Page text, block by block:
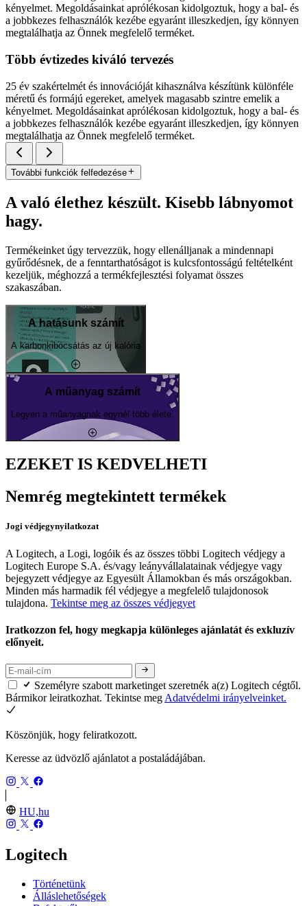
kényelmet. Megoldásainkat aprólékosan kidolgoztuk, hogy a bal- és
a jobbkezes felhasználók kezébe egyaránt illeszkedjen, így könnyen
megtalálhatja az Önnek megfelelő terméket.
Több évtizedes kiváló tervezés
25 év szakértelmét és innovációját kihasználva készítünk különféle
méretű és formájú egereket, amelyek magasabb szintre emelik a
kényelmet. Megoldásainkat aprólékosan kidolgoztuk, hogy a bal- és
a jobbkezes felhasználók kezébe egyaránt illeszkedjen, így könnyen
megtalálhatja az Önnek megfelelő terméket.
További funkciók felfedezése
A való élethez készült. Kisebb lábnyomot
hagy.
Termékeinket úgy tervezzük, hogy ellenálljanak a mindennapi
gyűrődésnek, de a fenntarthatóságot is kulcsfontosságú feltételként
kezeljük, méghozzá a termékfejlesztési folyamat összes
szakaszában.
A hatásunk számít
A karbonkibocsátás az új kalória
A műanyag számít
Legyen a műanyagnak egynél több élete.
EZEKET IS KEDVELHETI
Nemrég megtekintett termékek
Jogi védjegynyilatkozat
A Logitech, a Logi, logóik és az összes többi Logitech védjegy a
Logitech Europe S.A. és/vagy leányvállalatainak védjegye vagy
bejegyzett védjegye az Egyesült Államokban és más országokban.
Minden más harmadik fél védjegye a megfelelő tulajdonosok
tulajdona. Tekintse meg az összes védjegyet
Iratkozzon fel, hogy megkapja különleges ajánlatát és exkluzív
előnyeit.
Személyre szabott marketinget szeretnék a(z) Logitech cégtől.
Bármikor leiratkozhat. Tekintse megAdatvédelmi irányelveinket.
Köszönjük, hogy feliratkozott.
Keresse az üdvözlő ajánlatot a postaládájában.
HU,hu
Logitech
Történetünk
Álláslehetőségek